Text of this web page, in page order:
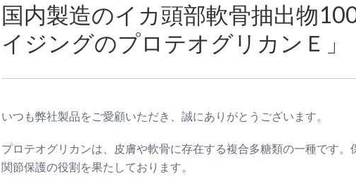
国内製造のイカ頭部軟骨抽出物
イジングのプロテオグリカンＥ」
いつも弊社製品をご愛顧いただき、誠にありがとうございます。
プロテオグリカンは、皮膚や軟骨に存在する複合多糖類の一種です。
関節保護の役割を果たしております。